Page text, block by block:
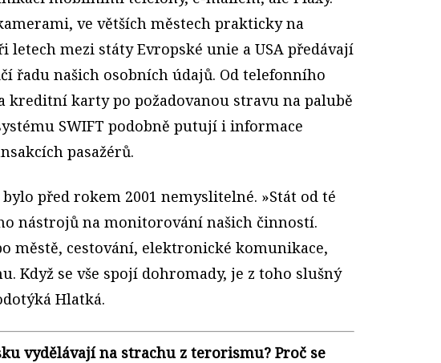
ve větších městech prakticky na
letech mezi státy Evropské unie a USA předávají
řadu našich osobních údajů. Od telefonního
kreditní karty po požadovanou stravu na palubě
SWIFT podobně putují i informace
pasažérů.
před rokem 2001 nemyslitelné. »Stát od té
nástrojů na monitorování našich činností.
městě, cestování, elektronické komunikace,
Když se vše spojí dohromady, je z toho slušný
Hlatká.
vydělávají na strachu z terorismu? Proč se